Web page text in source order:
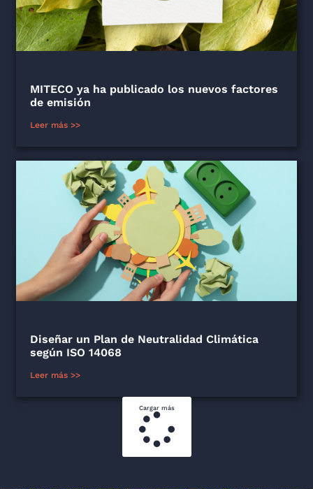
MITECO ya ha publicado los nuevos factores
de emisión
Leer más >>
Diseñar un Plan de Neutralidad Climática
según ISO 14068
Leer más >>
Cargar más